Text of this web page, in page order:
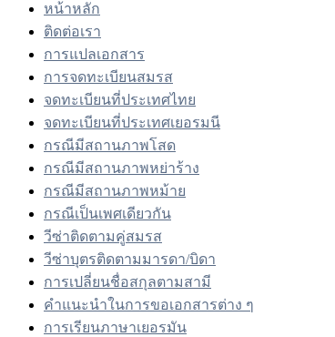
หน้าหลัก
ติดต่อเรา
การแปลเอกสาร
การจดทะเบียนสมรส
จดทะเบียนที่ประเทศไทย
จดทะเบียนที่ประเทศเยอรมนี
กรณีมีสถานภาพโสด
กรณีมีสถานภาพหย่าร้าง
กรณีมีสถานภาพหม้าย
กรณีเป็นเพศเดียวกัน
วีซ่าติดตามคู่สมรส
วีซ่าบุตรติดตามมารดา/บิดา
การเปลี่ยนชื่อสกุลตามสามี
คำแนะนำในการขอเอกสารต่าง ๆ
การเรียนภาษาเยอรมัน